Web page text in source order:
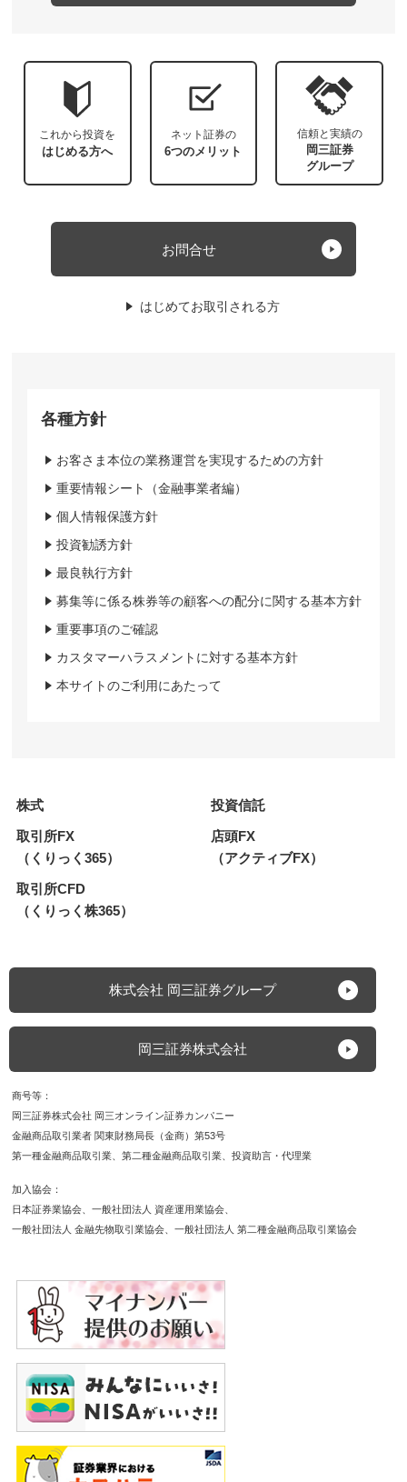
これから投資を
はじめる方へ
ネット証券の
6つのメリット
信頼と実績の
岡三証券
グループ
お問合せ
はじめてお取引される方
各種方針
お客さま本位の業務運営を実現するための方針
重要情報シート（金融事業者編）
個人情報保護方針
投資勧誘方針
最良執行方針
募集等に係る株券等の顧客への配分に関する基本方針
重要事項のご確認
カスタマーハラスメントに対する基本方針
本サイトのご利用にあたって
株式
投資信託
取引所FX
（くりっく365）
店頭FX
（アクティブFX）
取引所CFD
（くりっく株365）
株式会社 岡三証券グループ
岡三証券株式会社
商号等
岡三証券株式会社 岡三オンライン証券カンパニー
金融商品取引業者 関東財務局長（金商）第53号
第一種金融商品取引業
第二種金融商品取引業 投資助言・代理業
加入協会
日本証券業協会
一般社団法人 資産運用業協会
一般社団法人 金融先物取引業協会
一般社団法人 第二種金融商品取引業協会